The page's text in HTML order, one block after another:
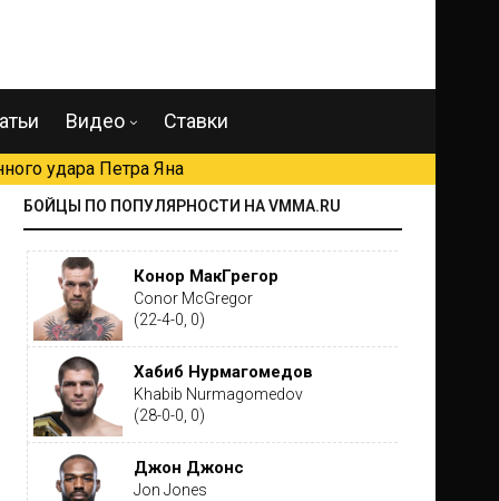
Видео Ставки
удара Петра Яна
БОЙЦЫ ПО ПОПУЛЯРНОСТИ НА VMMA.RU
Конор МакГрегор
Conor McGregor
(22-4-0, 0)
Хабиб Нурмагомедов
Khabib Nurmagomedov
(28-0-0, 0)
Джон Джонс
Jon Jones